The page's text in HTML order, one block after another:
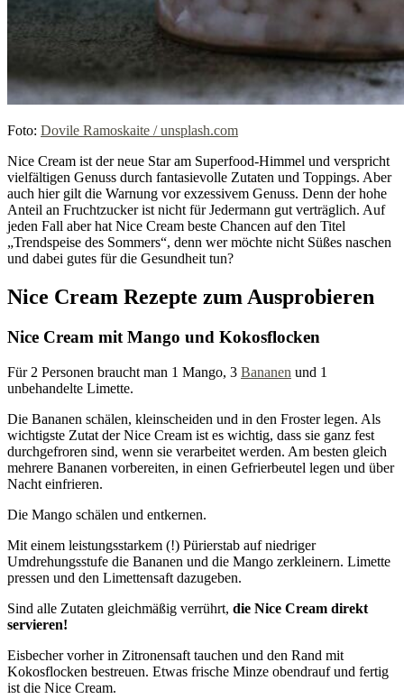
Foto: Dovile Ramoskaite / unsplash.com
Nice Cream ist der neue Star am Superfood-Himmel und verspricht
vielfältigen Genuss durch fantasievolle Zutaten und Toppings. Aber
auch hier gilt die Warnung vor exzessivem Genuss. Denn der hohe
Anteil an Fruchtzucker ist nicht für Jedermann gut verträglich. Auf
jeden Fall aber hat Nice Cream beste Chancen auf den Titel
„Trendspeise des Sommers“, denn wer möchte nicht Süßes naschen
und dabei gutes für die Gesundheit tun?
Nice Cream Rezepte zum Ausprobieren
Nice Cream mit Mango und Kokosflocken
Für 2 Personen braucht man 1 Mango, 3 Bananen und 1
unbehandelte Limette.
Die Bananen schälen, kleinscheiden und in den Froster legen. Als
wichtigste Zutat der Nice Cream ist es wichtig, dass sie ganz fest
durchgefroren sind, wenn sie verarbeitet werden. Am besten gleich
mehrere Bananen vorbereiten, in einen Gefrierbeutel legen und über
Nacht einfrieren.
Die Mango schälen und entkernen.
Mit einem leistungsstarkem (!) Pürierstab auf niedriger
Umdrehungsstufe die Bananen und die Mango zerkleinern. Limette
pressen und den Limettensaft dazugeben.
Sind alle Zutaten gleichmäßig verrührt, die Nice Cream direkt
servieren!
Eisbecher vorher in Zitronensaft tauchen und den Rand mit
Kokosflocken bestreuen. Etwas frische Minze obendrauf und fertig
ist die Nice Cream.